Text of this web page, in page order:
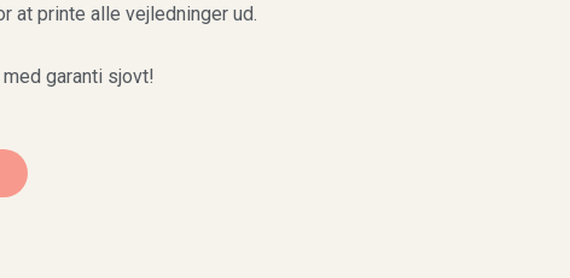
at printe alle vejledninger ud.
garanti sjovt!